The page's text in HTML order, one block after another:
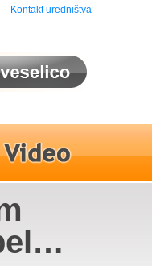
Kontakt uredništva